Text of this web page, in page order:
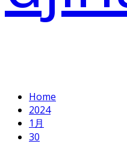
Home
2024
1月
30